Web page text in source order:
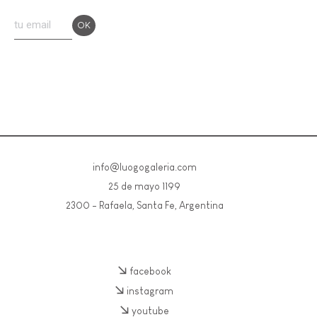
info@luogogaleria.com
25 de mayo 1199
2300 - Rafaela, Santa Fe, Argentina
facebook
instagram
youtube